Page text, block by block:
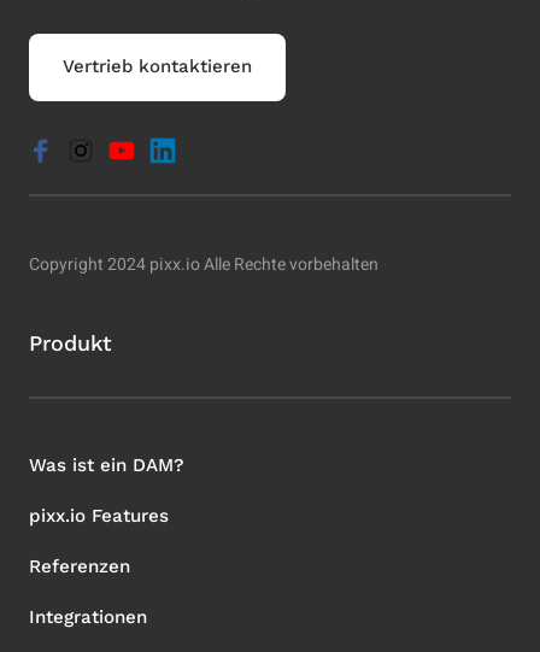
Vertrieb kontaktieren
Copyright 2024 pixx.io Alle Rechte vorbehalten
Produkt
Was ist ein DAM?
pixx.io Features
Referenzen
Integrationen